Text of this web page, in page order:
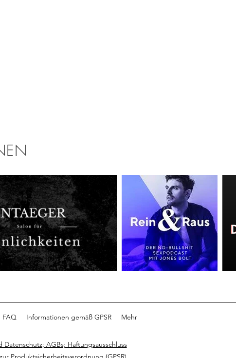
FAQ Informationen gemäß GPSR Mehr
Datenschutz; AGBs; Haftungsausschluss